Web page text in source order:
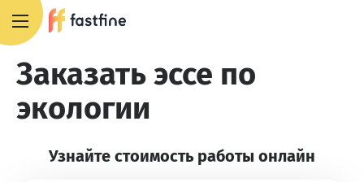
Заказать эссе по
экологии
Узнайте стоимость работы онлайн